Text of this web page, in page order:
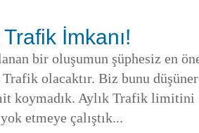
Trafik İmkanı!
bir oluşumun şüphesiz en
olacaktır. Biz bunu
koymadık. Aylık Trafik limitini
etmeye çalıştık...